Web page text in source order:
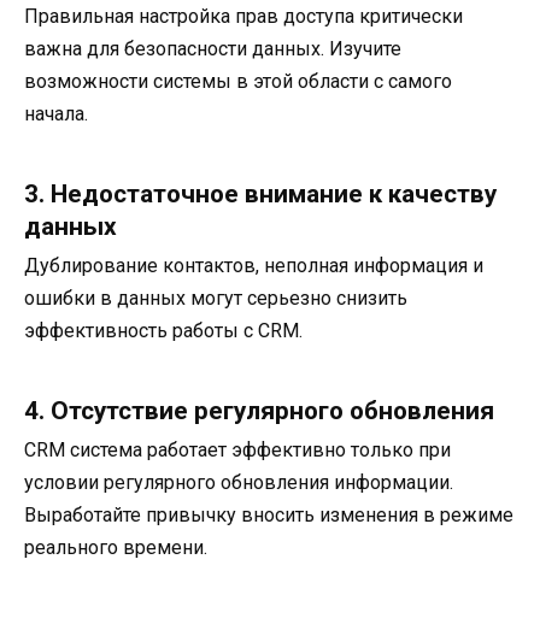
Правильная настройка прав доступа критически
важна для безопасности данных. Изучите
возможности системы в этой области с самого
начала.
3. Недостаточное внимание к качеству
данных
Дублирование контактов, неполная информация и
ошибки в данных могут серьезно снизить
эффективность работы с CRM.
4. Отсутствие регулярного обновления
CRM система работает эффективно только при
условии регулярного обновления информации.
Выработайте привычку вносить изменения в режиме
реального времени.